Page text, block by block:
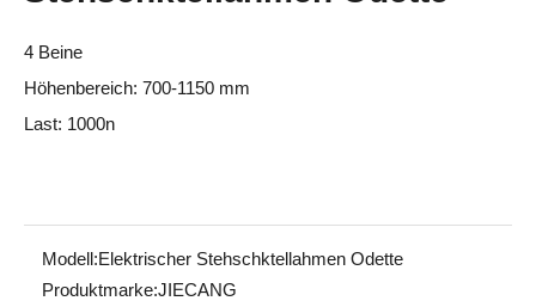
4 Beine
Höhenbereich: 700-1150 mm
Last: 1000n
Modell:Elektrischer Stehschktellahmen Odette
Produktmarke:JIECANG